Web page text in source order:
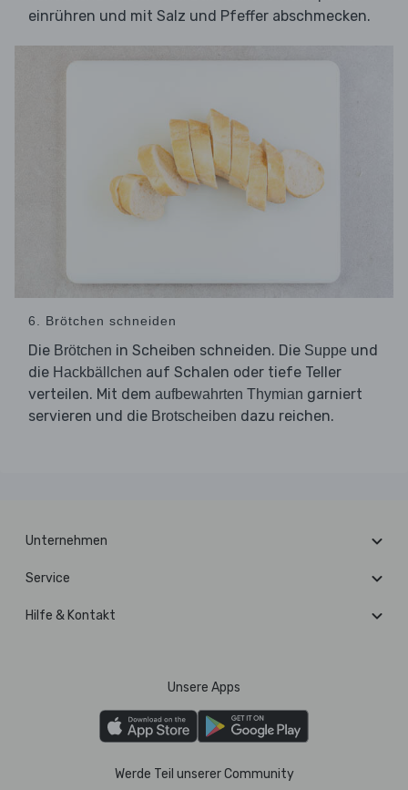
einrühren und mit Salz und Pfeffer abschmecken.
6. Brötchen schneiden
Die Brötchen in Scheiben schneiden. Die Suppe und
die Hackbällchen auf Schalen oder tiefe Teller
verteilen. Mit dem aufbewahrten Thymian garniert
servieren und die Brotscheiben dazu reichen.
Unternehmen
Service
Hilfe & Kontakt
Unsere Apps
Werde Teil unserer Community